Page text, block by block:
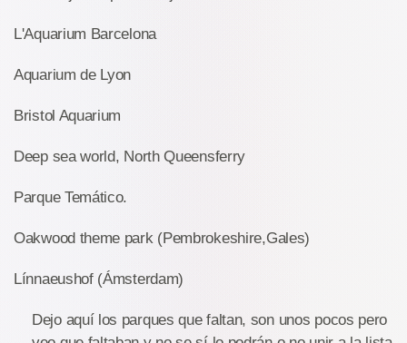
L'Aquarium Barcelona
Aquarium de Lyon
Bristol Aquarium
Deep sea world, North Queensferry
Parque Temático.
Oakwood theme park (Pembrokeshire,Gales)
Línnaeushof (Ámsterdam)
Dejo aquí los parques que faltan, son unos pocos pero